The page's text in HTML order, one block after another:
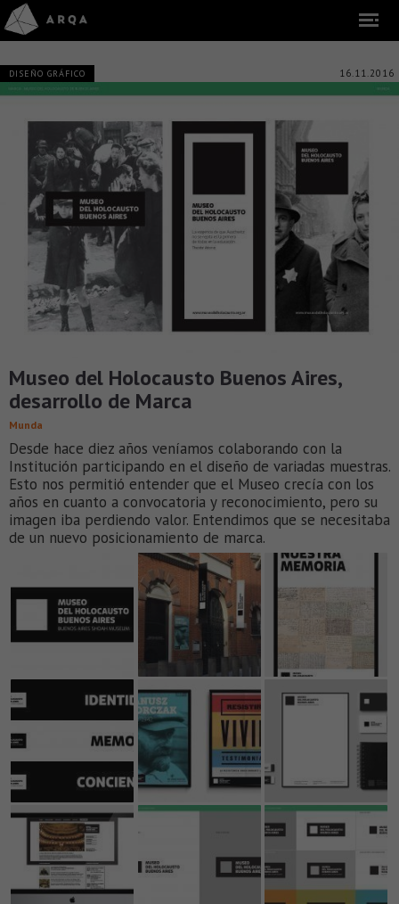
DISEÑO GRÁFICO 16.11.2016
Museo del Holocausto Buenos Aires,
desarrollo de Marca
Munda
Desde hace diez años veníamos colaborando con la
Institución participando en el diseño de variadas muestras.
Esto nos permitió entender que el Museo crecía con los
años en cuanto a convocatoria y reconocimiento, pero su
imagen iba perdiendo valor. Entendimos que se necesitaba
de un nuevo posicionamiento de marca.